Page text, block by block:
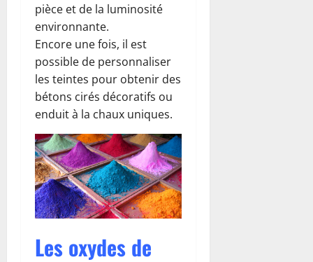
pièce et de la luminosité
environnante.
Encore une fois, il est
possible de personnaliser
les teintes pour obtenir des
bétons cirés décoratifs ou
enduit à la chaux uniques.
Les oxydes de